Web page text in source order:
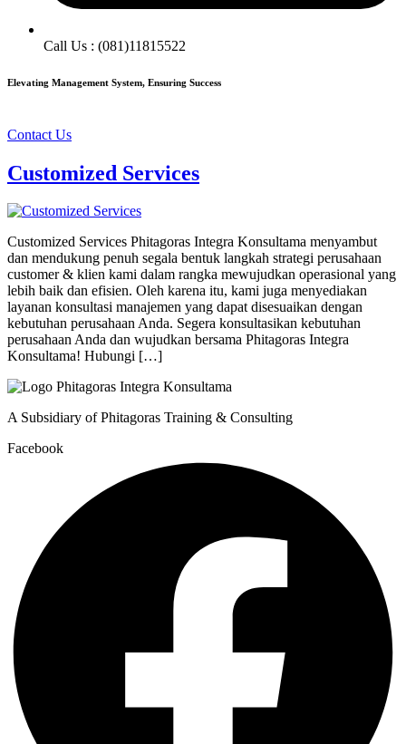
Call Us : (081)11815522
Elevating Management System, Ensuring Success
Contact Us
Customized Services
Customized Services Phitagoras Integra Konsultama menyambut
dan mendukung penuh segala bentuk langkah strategi perusahaan
customer & klien kami dalam rangka mewujudkan operasional yang
lebih baik dan efisien. Oleh karena itu, kami juga menyediakan
layanan konsultasi manajemen yang dapat disesuaikan dengan
kebutuhan perusahaan Anda. Segera konsultasikan kebutuhan
perusahaan Anda dan wujudkan bersama Phitagoras Integra
Konsultama! Hubungi […]
A Subsidiary of Phitagoras Training & Consulting
Facebook